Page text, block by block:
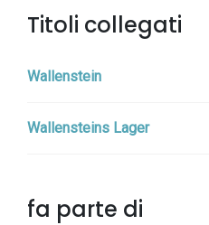
Titoli collegati
Wallenstein
Wallensteins Lager
fa parte di